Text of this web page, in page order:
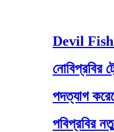
Devil Fish’
নোবিপ্রবির
পদত্যাগ করেছেন
পবিপ্রবির নতুন